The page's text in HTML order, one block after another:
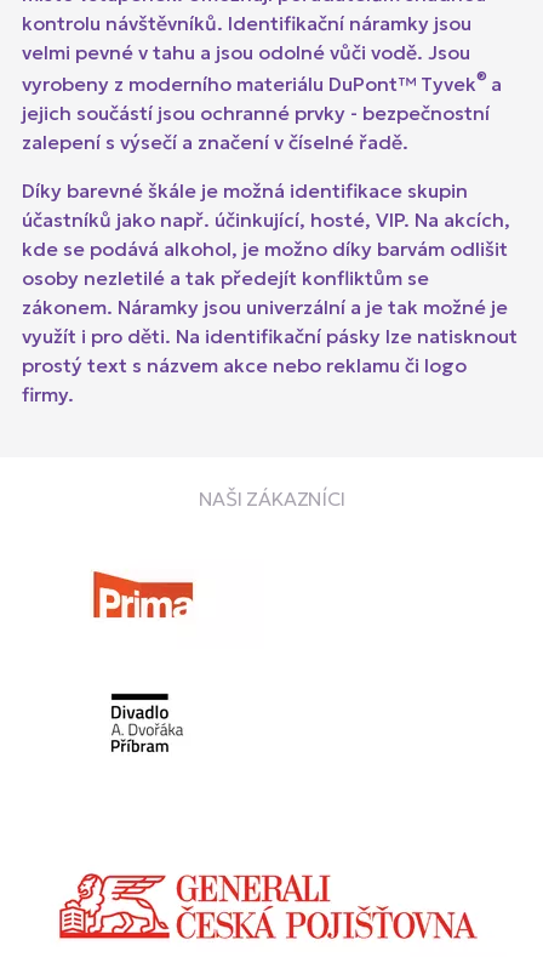
kontrolu návštěvníků. Identifikační náramky jsou
velmi pevné v tahu a jsou odolné vůči vodě. Jsou
vyrobeny z moderního materiálu DuPont™ Tyvek® a
jejich součástí jsou ochranné prvky - bezpečnostní
zalepení s výsečí a značení v číselné řadě.
Díky barevné škále je možná identifikace skupin
účastníků jako např. účinkující, hosté, VIP. Na akcích,
kde se podává alkohol, je možno díky barvám odlišit
osoby nezletilé a tak předejít konfliktům se
zákonem. Náramky jsou univerzální a je tak možné je
využít i pro děti. Na identifikační pásky lze natisknout
prostý text s názvem akce nebo reklamu či logo
firmy.
NAŠI ZÁKAZNÍCI